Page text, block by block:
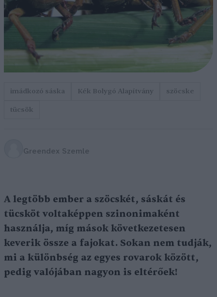
imádkozó sáska Kék Bolygó Alapítvány
szöcske
tücsök
Greendex Szemle
A legtöbb ember a szöcskét, sáskát és
tücsköt voltaképpen szinonimaként
használja, míg mások következetesen
keverik össze a fajokat. Sokan nem tudják,
mi a különbség az egyes rovarok között,
pedig valójában nagyon is eltérőek!